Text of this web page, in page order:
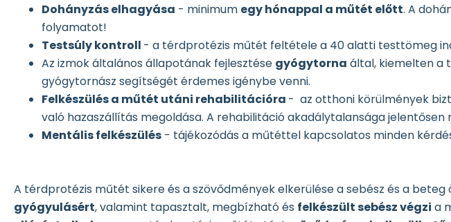
Dohányzás elhagyása - minimum egy hónappal a műtét előtt. A
folyamatot!
Testsúly kontroll - a térdprotézis műtét feltétele a 40 alatti testtömeg
Az izmok általános állapotának fejlesztése gyógytorna által, kiemelten a
gyógytornász segítségét érdemes igénybe venni.
Felkészülés a műtét utáni rehabilitációra - az otthoni körülmények
való hazaszállítás megoldása. A rehabilitáció akadálytalansága
Mentális felkészülés - tájékozódás a műtéttel kapcsolatos minden
A térdprotézis műtét sikere és a szövődmények elkerülése a sebész és a
gyógyulásért, valamint tapasztalt, megbízható és felkészült sebész végzi a